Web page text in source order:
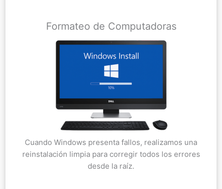
Formateo de Computadoras
Cuando Windows presenta fallos, realizamos una
reinstalación limpia para corregir todos los errores
desde la raíz.